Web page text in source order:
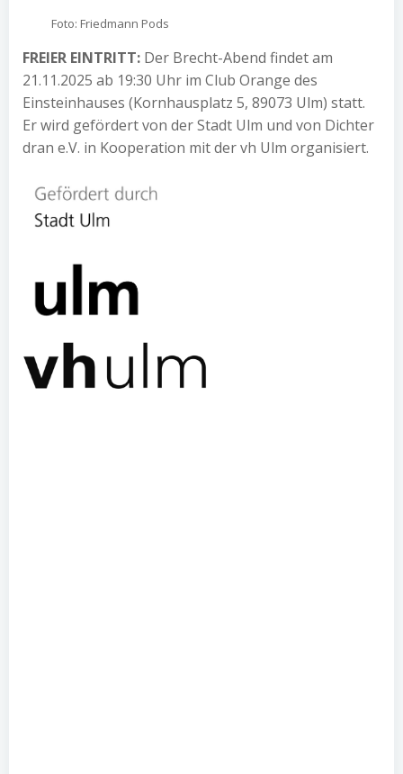
Foto: Friedmann Pods
FREIER EINTRITT: Der Brecht-Abend findet am
21.11.2025 ab 19:30 Uhr im Club Orange des
Einsteinhauses (Kornhausplatz 5, 89073 Ulm) statt.
Er wird gefördert von der Stadt Ulm und von Dichter
dran e.V. in Kooperation mit der vh Ulm organisiert.